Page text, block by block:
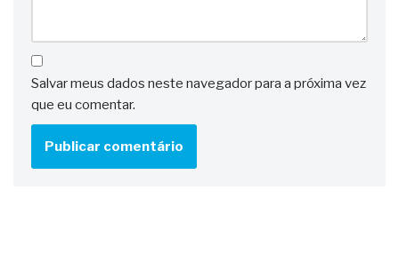
Salvar meus dados neste navegador para a próxima vez
que eu comentar.